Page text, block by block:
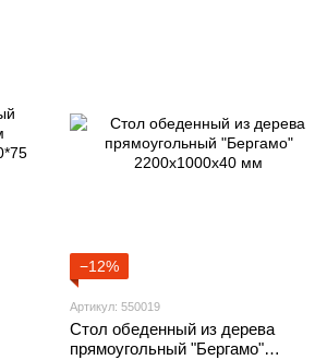
−12%
Артикул: 550019
Стол обеденный из дерева
прямоугольный "Бергамо"